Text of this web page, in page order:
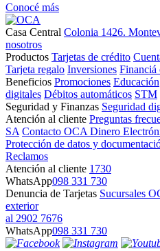
Conocé más
Casa Central Colonia 1426.
nosotros
Productos Tarjetas de crédito
Tarjeta regalo Inversiones Financiá
Beneficios Promociones Educación
digitales Débitos automáticos STM
Seguridad y Finanzas Seguridad
Atención al cliente Preguntas
SA Contacto OCA Dinero
Protección de datos y
Reclamos
Atención al cliente 1730
WhatsApp098 331 730
Denuncia de Tarjetas Sucursales
exterior
al 2902 7676
WhatsApp098 331 730